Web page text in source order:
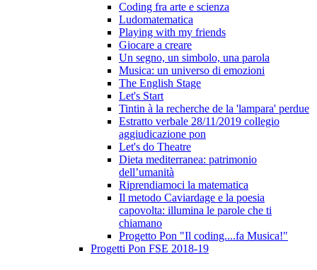
Coding fra arte e scienza
Ludomatematica
Playing with my friends
Giocare a creare
Un segno, un simbolo, una parola
Musica: un universo di emozioni
The English Stage
Let's Start
Tintin à la recherche de la 'lampara' perdue
Estratto verbale 28/11/2019 collegio
aggiudicazione pon
Let's do Theatre
Dieta mediterranea: patrimonio
dell’umanità
Riprendiamoci la matematica
Il metodo Caviardage e la poesia
capovolta: illumina le parole che ti
chiamano
Progetto Pon "Il coding....fa Musica!"
Progetti Pon FSE 2018-19